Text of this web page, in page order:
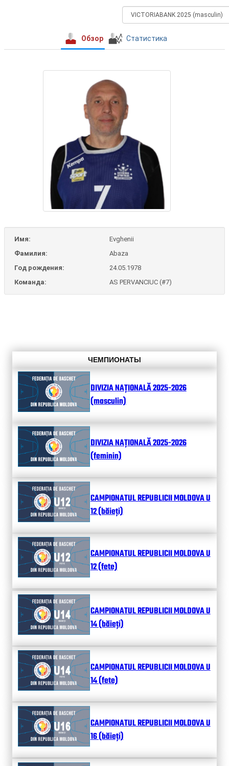
Обзор Статистика
Имя:
Evghenii
Фамилия:
Abaza
Год рождения:
24.05.1978
Команда:
AS PERVANCIUC (#7)
ЧЕМПИОНАТЫ
DIVIZIA NAȚIONALĂ 2025-2026
(masculin)
DIVIZIA NAȚIONALĂ 2025-2026
(feminin)
CAMPIONATUL REPUBLICII MOLDOVA U
12 (băieți)
CAMPIONATUL REPUBLICII MOLDOVA U
12 (fete)
CAMPIONATUL REPUBLICII MOLDOVA U
14 (băieți)
CAMPIONATUL REPUBLICII MOLDOVA U
14 (fete)
CAMPIONATUL REPUBLICII MOLDOVA U
16 (băieți)